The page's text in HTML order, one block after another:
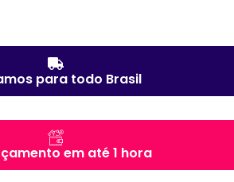
para todo Brasil
em até 1 hora